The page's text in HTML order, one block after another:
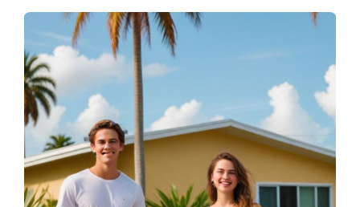
la visa EB-5, se requiere una inversión mínima
generalmente de $900,000 USD en áreas específicas.
Como experta en temas migratorios y bienes raíces en
Florida, puedo ayudarte a evitar estos errores comunes al
invertir. Si estás considerando este camino hacia tu visa,
no dudes en contactarme. Estoy aquí para ayudarte a
construir un futuro sólido y seguro en Estados Unidos.